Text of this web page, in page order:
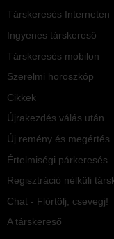
Társkeresés Interneten
Ingyenes társkereső
Társkeresés mobilon
Szerelmi horoszkóp
Cikkek
Újrakezdés válás után
Új remény és megértés
Értelmiségi párkeresés
Regisztráció nélküli
Chat - Flörtölj, csevegj!
A társkereső